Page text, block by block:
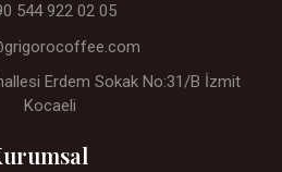
544 922 02 05
Erdem Sokak No:31/B İzmit
Kocaeli